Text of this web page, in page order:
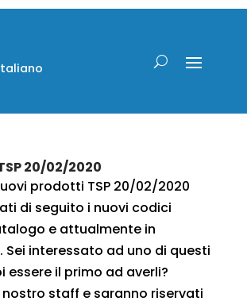
20/02/2020
prodotti TSP 20/02/2020
di seguito i nuovi codici
e attualmente in
Sei interessato ad uno di questi
essere il primo ad averli?
nostro staff e saranno riservati